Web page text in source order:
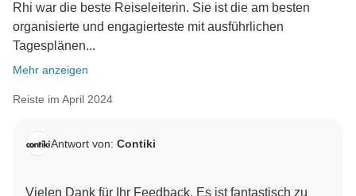
entschieden haben, und wir hoffen, Sie bei einem
weiteren Abenteuer in der Zukunft begrüßen zu
Rhi war die beste Reiseleiterin. Sie ist die am besten
organisierte und engagierteste mit ausführlichen
Tagesplänen...
Mehr anzeigen
Reiste im April 2024
Antwort von: Contiki
Vielen Dank für Ihr Feedback. Es ist fantastisch zu